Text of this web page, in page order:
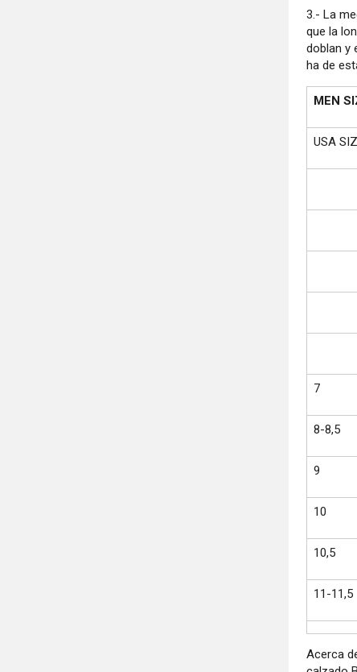
3.- La
que la
doblan y
ha de
MEN
USA
7
8-8,5
9
10
10,5
11-11,5
Acerca